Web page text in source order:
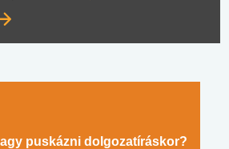
puskázni dolgozatíráskor?